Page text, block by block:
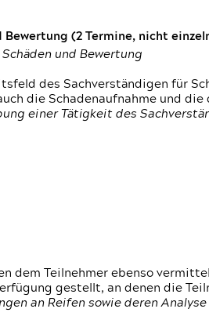
(2 Termine, nicht
und Bewertung
des Sachverständigen für
die Schadenaufnahme und
einer Tätigkeit des
dem Teilnehmer ebenso
gestellt, an denen die
an Reifen sowie deren